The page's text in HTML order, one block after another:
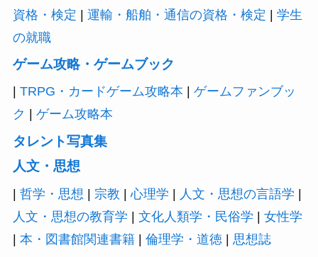
資格・検定 | 運輸・船舶・通信の資格・検定 | 学生
の就職
ゲーム攻略・ゲームブック
TRPG・カードゲーム攻略本
ゲームファンブッ
ク
ゲーム攻略本
タレント写真集
人文・思想
| 哲学・思想 | 宗教 |心理学 | 人文・思想の言語学 |
人文・思想の教育学 | 文化人類学・民俗学 | 女性学
| 本・図書館関連書籍| 倫理学・道徳| 思想誌